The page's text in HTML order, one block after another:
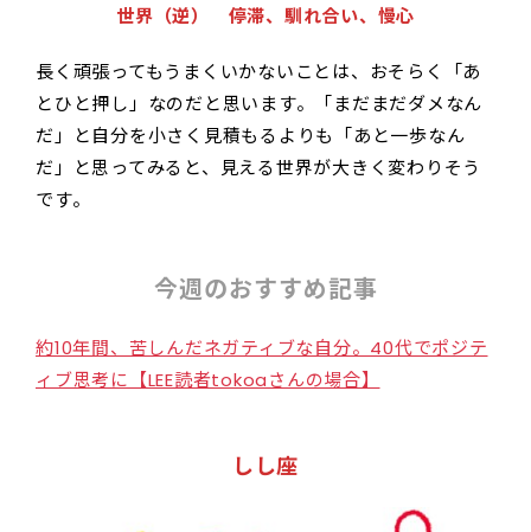
世界（逆） 停滞、馴れ合い、慢心
長く頑張ってもうまくいかないことは、おそらく「あ
とひと押し」なのだと思います。「まだまだダメなん
だ」と自分を小さく見積もるよりも「あと一歩なん
だ」と思ってみると、見える世界が大きく変わりそう
です。
今週のおすすめ記事
約10年間、苦しんだネガティブな自分。40代でポジテ
ィブ思考に【LEE読者tokoaさんの場合】
しし座